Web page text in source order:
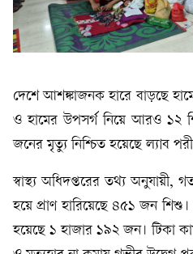
দেশে আশঙ্কাজনক হারে বাড়ছে
ও হামের উপসর্গ নিয়ে আরও ১২
জনের মৃত্যু নিশ্চিত হয়েছে ল্যাব
স্বাস্থ্য অধিদপ্তরের তথ্য
হয়ে প্রাণ হারিয়েছে ৪৫১ জন
হয়েছে ১ হাজার ১৯২ জন। টিকা